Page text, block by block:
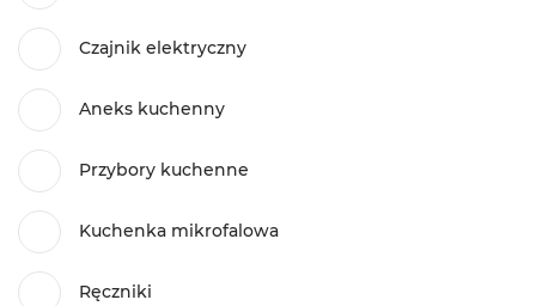
Czajnik elektryczny
Aneks kuchenny
Przybory kuchenne
Kuchenka mikrofalowa
Ręczniki